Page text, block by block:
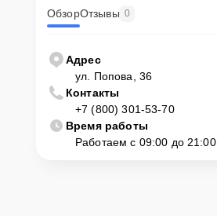
ОбзорОтзывы 0
Адрес
ул. Попова, 36
Контакты
+7 (800) 301-53-70
Время работы
Работаем с 09:00 до 21:00